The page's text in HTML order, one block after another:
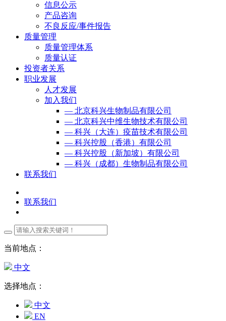
信息公示
产品咨询
不良反应/事件报告
质量管理
质量管理体系
质量认证
投资者关系
职业发展
人才发展
加入我们
— 北京科兴生物制品有限公司
— 北京科兴中维生物技术有限公司
— 科兴（大连）疫苗技术有限公司
— 科兴控股（香港）有限公司
— 科兴控股（新加坡）有限公司
— 科兴（成都）生物制品有限公司
联系我们
联系我们
当前地点：
中文
选择地点：
中文
EN